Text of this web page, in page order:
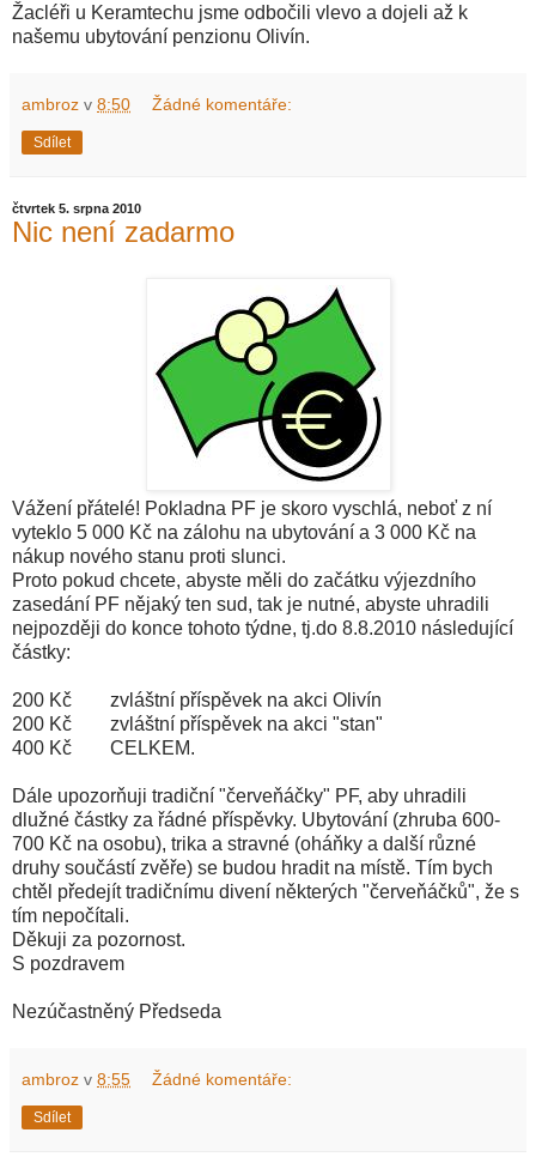
Žacléři u Keramtechu jsme odbočili vlevo a dojeli až k
našemu ubytování penzionu Olivín.
ambroz v 8:50 Žádné komentáře:
Sdílet
čtvrtek 5. srpna 2010
Nic není zadarmo
Vážení přátelé! Pokladna PF je skoro vyschlá, neboť z ní
vyteklo 5 000 Kč na zálohu na ubytování a 3 000 Kč na
nákup nového stanu proti slunci.
Proto pokud chcete, abyste měli do začátku výjezdního
zasedání PF nějaký ten sud, tak je nutné, abyste uhradili
nejpozději do konce tohoto týdne, tj.do 8.8.2010 následující
částky:
200 Kč zvláštní příspěvek na akci Olivín
200 Kč zvláštní příspěvek na akci "stan"
400 Kč CELKEM.
Dále upozorňuji tradiční "červeňáčky" PF, aby uhradili
dlužné částky za řádné příspěvky. Ubytování (zhruba 600-
700 Kč na osobu), trika a stravné (oháňky a další různé
druhy součástí zvěře) se budou hradit na místě. Tím bych
chtěl předejít tradičnímu divení některých "červeňáčků", že s
tím nepočítali.
Děkuji za pozornost.
S pozdravem
Nezúčastněný Předseda
ambroz v 8:55 Žádné komentáře:
Sdílet